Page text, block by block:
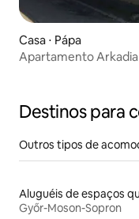
Casa ⋅ Pápa
Apartamento Arkadia
Destinos para
Outros tipos de
Győr-Moson-Sopron